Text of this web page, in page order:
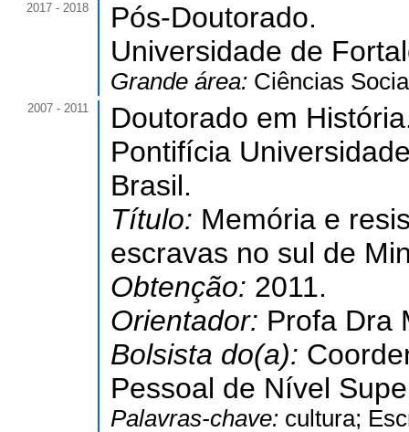
2017 - 2018
Pós-Doutorado.
Universidade de
Grande área: Ciências
2007 - 2011
Doutorado em
Pontifícia
Brasil.
Título: Memória e
escravas no sul de
Obtenção: 2011.
Orientador: Profa Dra
Bolsista do(a):
Pessoal de Nível
Palavras-chave: cultura;